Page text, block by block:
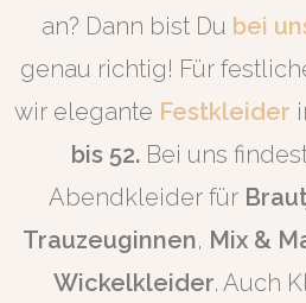
an? Dann bist Du bei
genau richtig! Für
wir elegante Festkleider
bis 52.Bei uns
Abendkleider für
Trauzeuginnen, Mix &
Wickelkleider. Auch